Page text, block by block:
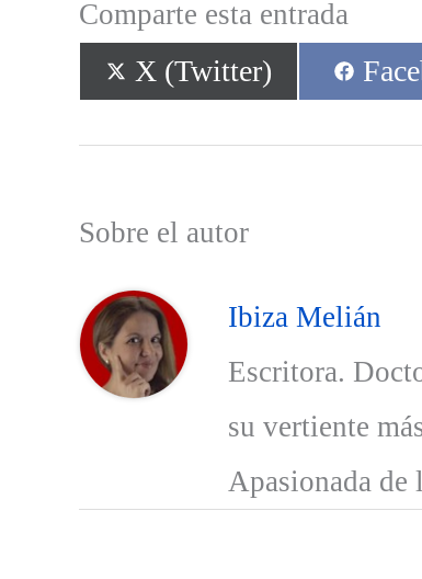
Comparte esta entrada
Compartir
en
X (Twitter)
en
Sobre el autor
Ibiza Melián
Escritora.
su vertiente
Apasionada de